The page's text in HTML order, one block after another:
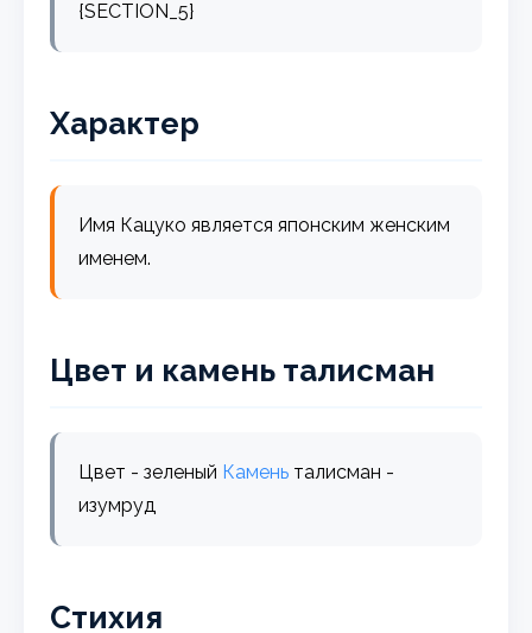
{SECTION_5}
Характер
Имя Кацуко является японским женским
именем.
Цвет и камень талисман
Цвет - зеленый Камень талисман -
изумруд
Стихия